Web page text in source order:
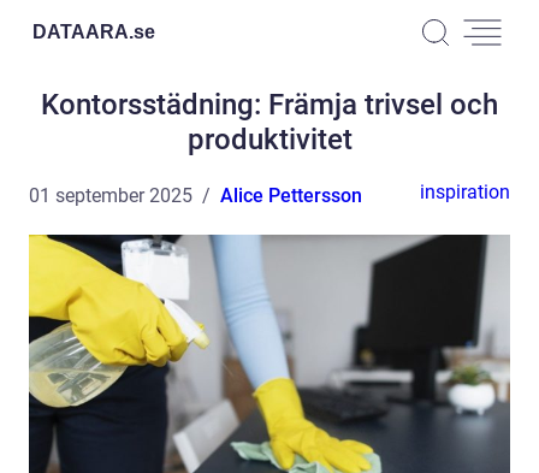
DATAARA.se
Kontorsstädning: Främja trivsel och
produktivitet
01 september 2025 Alice Pettersson inspiration